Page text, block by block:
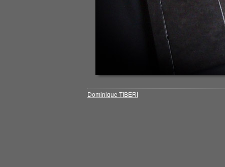
Dominique TIBERI